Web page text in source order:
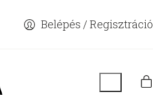
Belépés / Regisztráció